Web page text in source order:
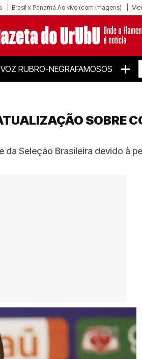
Brasil x Panamá Ao vivo (com imagens)
VOZ RUBRO-NEGRAFAMOSOS +
SOBRE
Seleção Brasileira devido à